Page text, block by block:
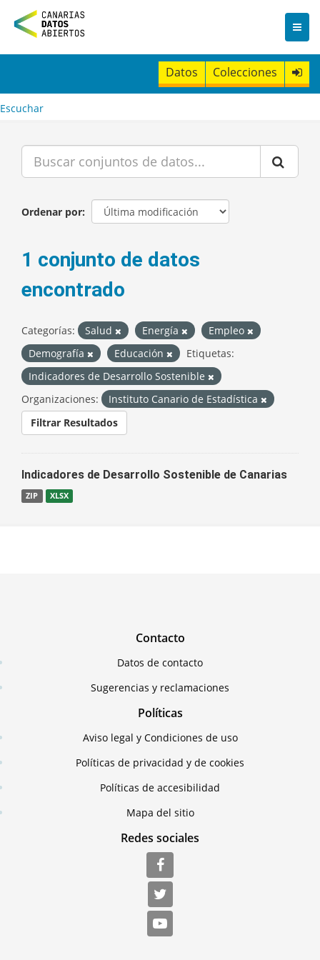
n
t
Datos Colecciones
Escuchar
Ordenar por
1 conjunto de datos
encontrado
Categorías: Salud Energía
Empleo
Demografía
Educación
Etiquetas:
Indicadores de Desarrollo Sostenible
Organizaciones:
Instituto Canario de Estadística
Filtrar Resultados
Indicadores de Desarrollo Sostenible de Canarias
ZIP XLSX
Contacto
Datos de contacto
Sugerencias y reclamaciones
Políticas
Aviso legal y Condiciones de uso
Políticas de privacidad y de cookies
Políticas de accesibilidad
Mapa del sitio
Redes sociales